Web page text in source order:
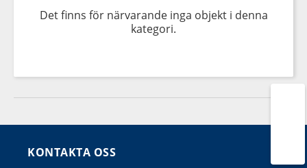
Det finns för närvarande inga objekt i denna
kategori.
KONTAKTA OSS